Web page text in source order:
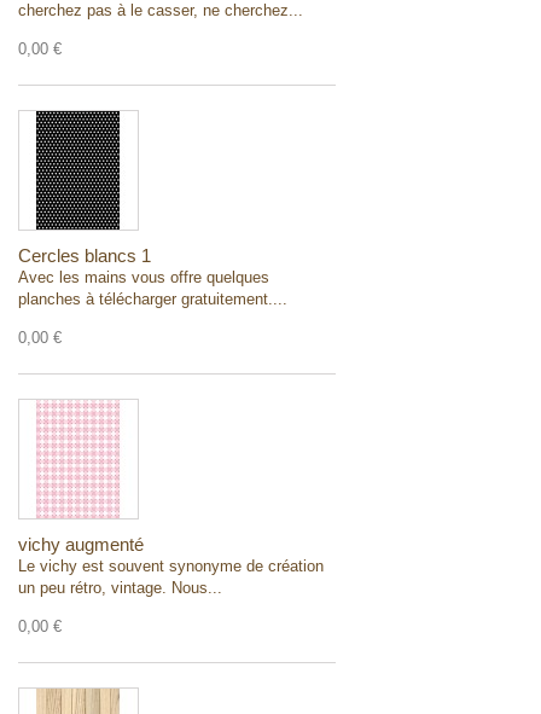
cherchez pas à le casser, ne cherchez...
0,00 €
Cercles blancs 1
Avec les mains vous offre quelques
planches à télécharger gratuitement....
0,00 €
vichy augmenté
Le vichy est souvent synonyme de création
un peu rétro, vintage. Nous...
0,00 €